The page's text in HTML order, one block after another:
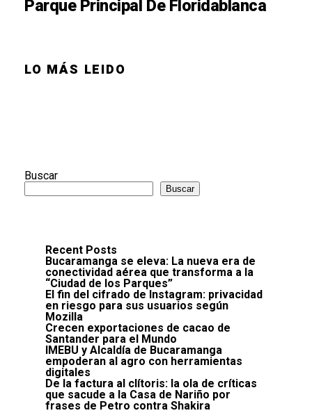
Parque Principal De Floridablanca
LO MÁS LEIDO
Buscar
Buscar
Recent Posts
Bucaramanga se eleva: La nueva era de
conectividad aérea que transforma a la
“Ciudad de los Parques”
El fin del cifrado de Instagram: privacidad
en riesgo para sus usuarios según
Mozilla
Crecen exportaciones de cacao de
Santander para el Mundo
IMEBU y Alcaldía de Bucaramanga
empoderan al agro con herramientas
digitales
De la factura al clítoris: la ola de críticas
que sacude a la Casa de Nariño por
frases de Petro contra Shakira